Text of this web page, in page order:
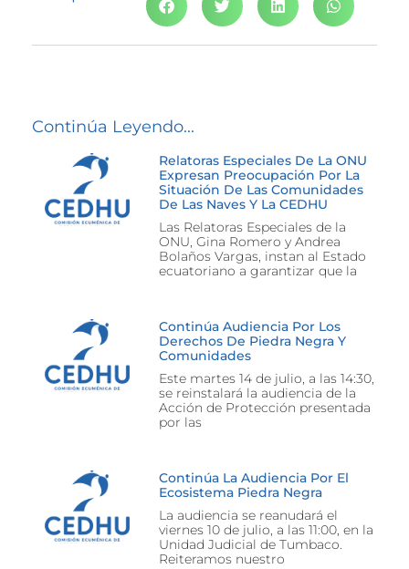
Continúa Leyendo...
Relatoras Especiales De La ONU
Expresan Preocupación Por La
Situación De Las Comunidades
De Las Naves Y La CEDHU
Las Relatoras Especiales de la
ONU, Gina Romero y Andrea
Bolaños Vargas, instan al Estado
ecuatoriano a garantizar que la
Continúa Audiencia Por Los
Derechos De Piedra Negra Y
Comunidades
Este martes 14 de julio, a las 14:30,
se reinstalará la audiencia de la
Acción de Protección presentada
por las
Continúa La Audiencia Por El
Ecosistema Piedra Negra
La audiencia se reanudará el
viernes 10 de julio, a las 11:00, en la
Unidad Judicial de Tumbaco.
Reiteramos nuestro